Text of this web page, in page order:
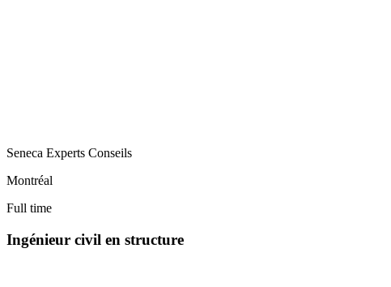
Seneca Experts Conseils
Montréal
Full time
Ingénieur civil en structure